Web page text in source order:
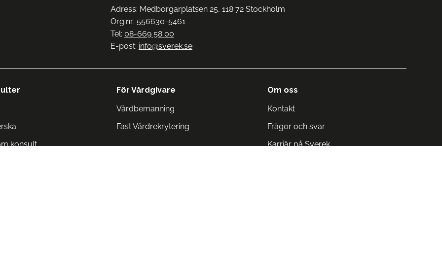
Adress: Medborgarplatsen 25, 118 72 Stockholm
Org.nr: 556630-5461
Tel: 08-669 58 00
E-post: info@sverek.se
konsult
För Vårdgivare
Vårdbemanning
Fast Vårdrekrytering
Om oss
Kontakt
Frågor och svar
Karriär på Sverek